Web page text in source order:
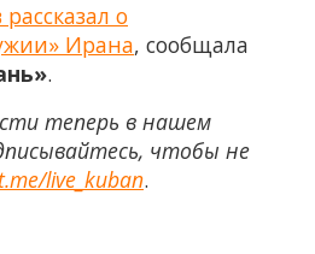
о
Ирана, сообщала
.
теперь в нашем
чтобы не
live_kuban.